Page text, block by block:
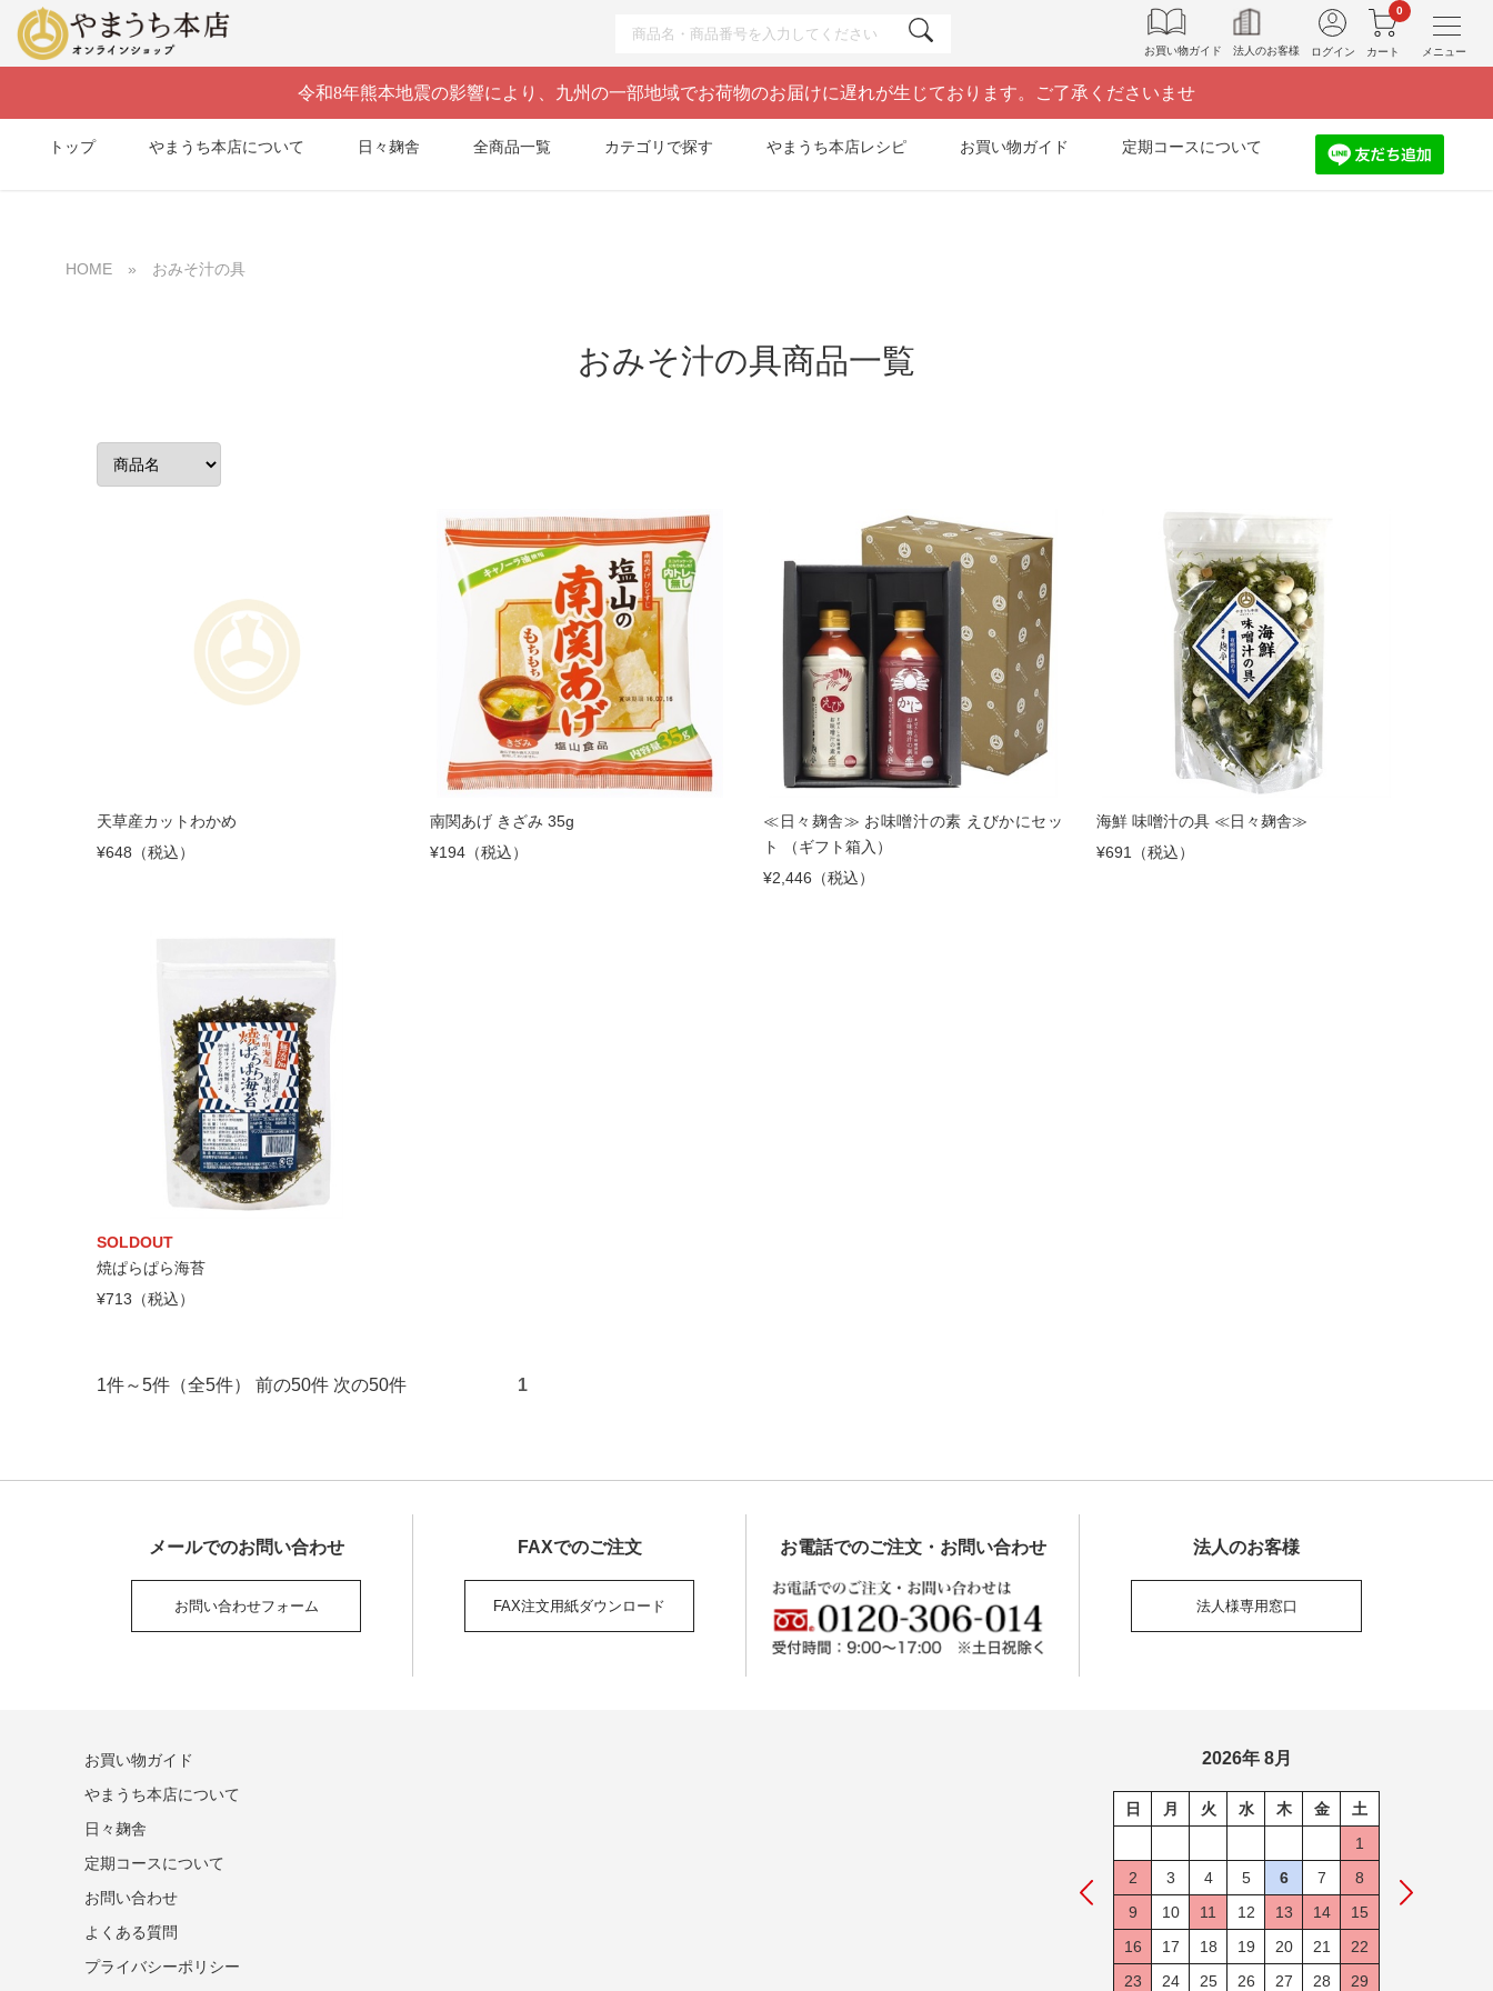
お買い物ガイド 法人のお客様 ログイン
0
カート メニュー
令和8年熊本地震の影響により、九州の一部地域でお荷物のお届けに遅れが生じております。ご了承くださいませ
トップ やまうち本店について 日々麹舎 全商品一覧 カテゴリで探す やまうち本店レシピ お買い物ガイド 定期コースについて
HOME » おみそ汁の具
おみそ汁の具商品一覧
天草産カットわかめ
¥648（税込）
南関あげ きざみ 35g
¥194（税込）
≪日々麹舎≫ お味噌汁の素 えびかにセッ
ト （ギフト箱入）
¥2,446（税込）
海鮮 味噌汁の具 ≪日々麹舎≫
¥691（税込）
SOLDOUT
焼ぱらぱら海苔
¥713（税込）
1件～5件（全5件） 前の50件 次の50件 1
メールでのお問い合わせ
お問い合わせフォーム
FAXでのご注文
FAX注文用紙ダウンロード
お電話でのご注文・お問い合わせ 法人のお客様
法人様専用窓口
お買い物ガイド
やまうち本店について
日々麹舎
定期コースについて
お問い合わせ
よくある質問
プライバシーポリシー
2026年 8月
日 月 火 水 木 金
土
1
2
3 4 5 6 7
8
9
10 11 12 13 14
15
16
17 18 19 20 21
22
23
24 25 26 27 28 29